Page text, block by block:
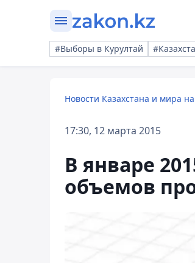
#Выборы в Курултай
Новости Казахстана и мира
17:30, 12 марта 2015
В январе
объемов